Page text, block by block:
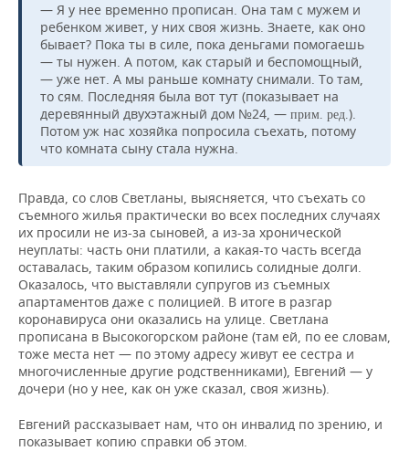
— Я у нее временно прописан. Она там с мужем и
ребенком живет, у них своя жизнь. Знаете, как оно
бывает? Пока ты в силе, пока деньгами помогаешь
— ты нужен. А потом, как старый и беспомощный,
— уже нет. А мы раньше комнату снимали. То там,
то сям. Последняя была вот тут (показывает на
деревянный двухэтажный дом №24, — прим. ред.).
Потом уж нас хозяйка попросила съехать, потому
что комната сыну стала нужна.
Правда, со слов Светланы, выясняется, что съехать со
съемного жилья практически во всех последних случаях
их просили не из-за сыновей, а из-за хронической
неуплаты: часть они платили, а какая-то часть всегда
оставалась, таким образом копились солидные долги.
Оказалось, что выставляли супругов из съемных
апартаментов даже с полицией. В итоге в разгар
коронавируса они оказались на улице. Светлана
прописана в Высокогорском районе (там ей, по ее словам,
тоже места нет — по этому адресу живут ее сестра и
многочисленные другие родственниками), Евгений — у
дочери (но у нее, как он уже сказал, своя жизнь).
Евгений рассказывает нам, что он инвалид по зрению, и
показывает копию справки об этом.